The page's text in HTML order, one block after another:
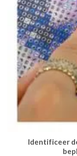
Identificeer